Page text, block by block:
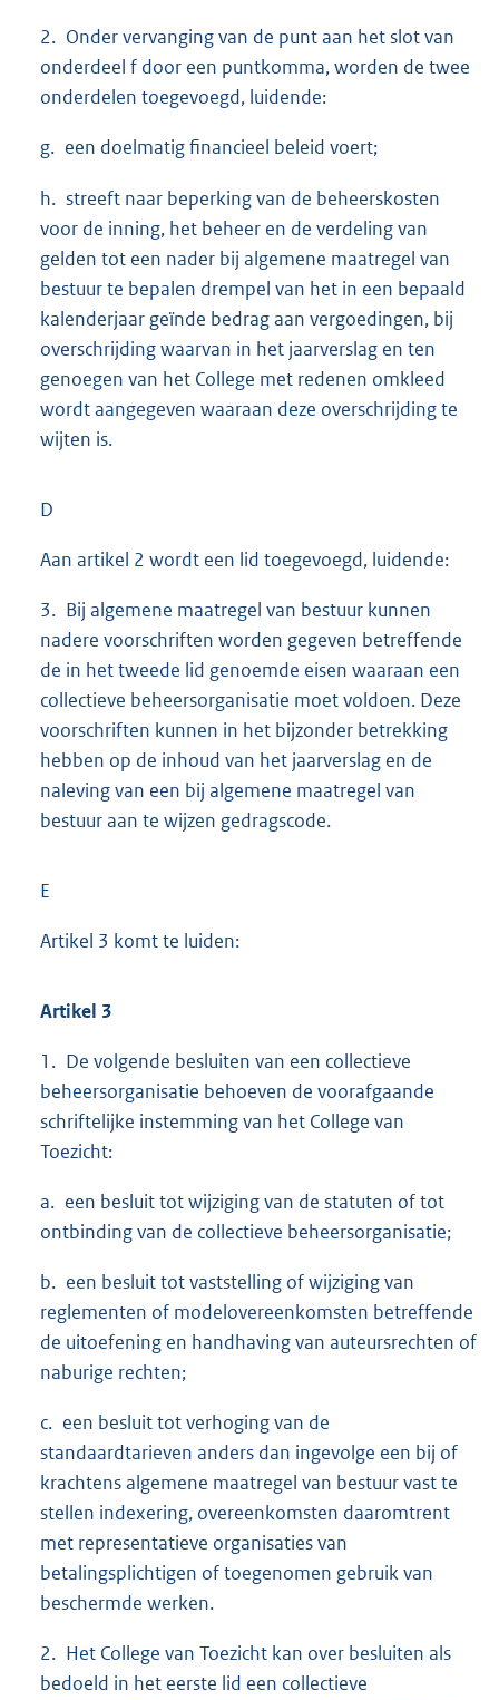
2. Onder vervanging van de punt aan het slot van
onderdeel f door een puntkomma, worden de twee
onderdelen toegevoegd, luidende:
g. een doelmatig financieel beleid voert;
h. streeft naar beperking van de beheerskosten
voor de inning, het beheer en de verdeling van
gelden tot een nader bij algemene maatregel van
bestuur te bepalen drempel van het in een bepaald
kalenderjaar geïnde bedrag aan vergoedingen, bij
overschrijding waarvan in het jaarverslag en ten
genoegen van het College met redenen omkleed
wordt aangegeven waaraan deze overschrijding te
wijten is.
D
Aan artikel 2 wordt een lid toegevoegd, luidende:
3. Bij algemene maatregel van bestuur kunnen
nadere voorschriften worden gegeven betreffende
de in het tweede lid genoemde eisen waaraan een
collectieve beheersorganisatie moet voldoen. Deze
voorschriften kunnen in het bijzonder betrekking
hebben op de inhoud van het jaarverslag en de
naleving van een bij algemene maatregel van
bestuur aan te wijzen gedragscode.
E
Artikel 3 komt te luiden:
Artikel 3
1. De volgende besluiten van een collectieve
beheersorganisatie behoeven de voorafgaande
schriftelijke instemming van het College van
Toezicht:
a. een besluit tot wijziging van de statuten of tot
ontbinding van de collectieve beheersorganisatie;
b. een besluit tot vaststelling of wijziging van
reglementen of modelovereenkomsten betreffende
de uitoefening en handhaving van auteursrechten of
naburige rechten;
c. een besluit tot verhoging van de
standaardtarieven anders dan ingevolge een bij of
krachtens algemene maatregel van bestuur vast te
stellen indexering, overeenkomsten daaromtrent
met representatieve organisaties van
betalingsplichtigen of toegenomen gebruik van
beschermde werken.
2. Het College van Toezicht kan over besluiten als
bedoeld in het eerste lid een collectieve